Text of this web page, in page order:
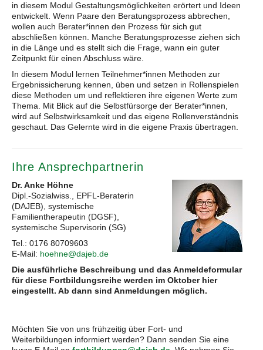
in diesem Modul Gestaltungsmöglichkeiten erörtert und Ideen
entwickelt. Wenn Paare den Beratungsprozess abbrechen,
wollen auch Berater*innen den Prozess für sich gut
abschließen können. Manche Beratungsprozesse ziehen sich
in die Länge und es stellt sich die Frage, wann ein guter
Zeitpunkt für einen Abschluss wäre.
In diesem Modul lernen Teilnehmer*innen Methoden zur
Ergebnissicherung kennen, üben und setzen in Rollenspielen
diese Methoden um und reflektieren ihre eigenen Werte zum
Thema. Mit Blick auf die Selbstfürsorge der Berater*innen,
wird auf Selbstwirksamkeit und das eigene Rollenverständnis
geschaut. Das Gelernte wird in die eigene Praxis übertragen.
Ihre Ansprechpartnerin
Dr. Anke Höhne
Dipl.-Sozialwiss., EPFL-Beraterin
(DAJEB), systemische
Familientherapeutin (DGSF),
systemische Supervisorin (SG)
Tel.: 0176 80709603
E-Mail: hoehne@dajeb.de
Die ausführliche Beschreibung und das Anmeldeformular
für diese Fortbildungsreihe werden im Oktober hier
eingestellt. Ab dann sind Anmeldungen möglich.
Möchten Sie von uns frühzeitig über Fort- und
Weiterbildungen informiert werden? Dann senden Sie eine